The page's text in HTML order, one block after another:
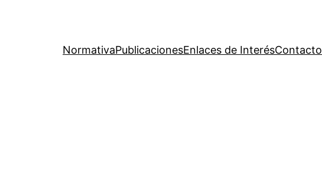
NormativaPublicacionesEnlaces de InterésContacto